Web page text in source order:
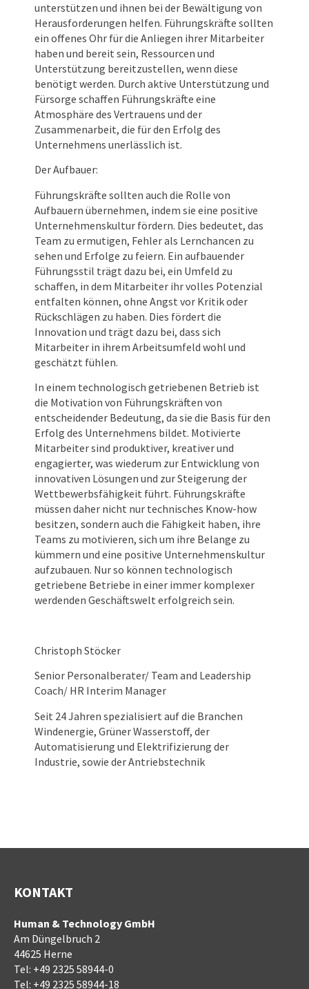
unterstützen und ihnen bei der Bewältigung von
Herausforderungen helfen. Führungskräfte sollten
ein offenes Ohr für die Anliegen ihrer Mitarbeiter
haben und bereit sein, Ressourcen und
Unterstützung bereitzustellen, wenn diese
benötigt werden. Durch aktive Unterstützung und
Fürsorge schaffen Führungskräfte eine
Atmosphäre des Vertrauens und der
Zusammenarbeit, die für den Erfolg des
Unternehmens unerlässlich ist.
Der Aufbauer:
Führungskräfte sollten auch die Rolle von
Aufbauern übernehmen, indem sie eine positive
Unternehmenskultur fördern. Dies bedeutet, das
Team zu ermutigen, Fehler als Lernchancen zu
sehen und Erfolge zu feiern. Ein aufbauender
Führungsstil trägt dazu bei, ein Umfeld zu
schaffen, in dem Mitarbeiter ihr volles Potenzial
entfalten können, ohne Angst vor Kritik oder
Rückschlägen zu haben. Dies fördert die
Innovation und trägt dazu bei, dass sich
Mitarbeiter in ihrem Arbeitsumfeld wohl und
geschätzt fühlen.
In einem technologisch getriebenen Betrieb ist
die Motivation von Führungskräften von
entscheidender Bedeutung, da sie die Basis für den
Erfolg des Unternehmens bildet. Motivierte
Mitarbeiter sind produktiver, kreativer und
engagierter, was wiederum zur Entwicklung von
innovativen Lösungen und zur Steigerung der
Wettbewerbsfähigkeit führt. Führungskräfte
müssen daher nicht nur technisches Know-how
besitzen, sondern auch die Fähigkeit haben, ihre
Teams zu motivieren, sich um ihre Belange zu
kümmern und eine positive Unternehmenskultur
aufzubauen. Nur so können technologisch
getriebene Betriebe in einer immer komplexer
werdenden Geschäftswelt erfolgreich sein.
Christoph Stöcker
Senior Personalberater/ Team and Leadership
Coach/ HR Interim Manager
Seit 24 Jahren spezialisiert auf die Branchen
Windenergie, Grüner Wasserstoff, der
Automatisierung und Elektrifizierung der
Industrie, sowie der Antriebstechnik
KONTAKT
Human & Technology GmbH
Am Düngelbruch 2
44625 Herne
Tel: +49 2325 58944-0
Tel: +49 2325 58944-18